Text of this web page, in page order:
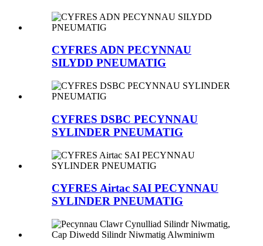
CYFRES ADN PECYNNAU
SILYDD PNEUMATIG
CYFRES DSBC PECYNNAU
SYLINDER PNEUMATIG
CYFRES Airtac SAI PECYNNAU
SYLINDER PNEUMATIG